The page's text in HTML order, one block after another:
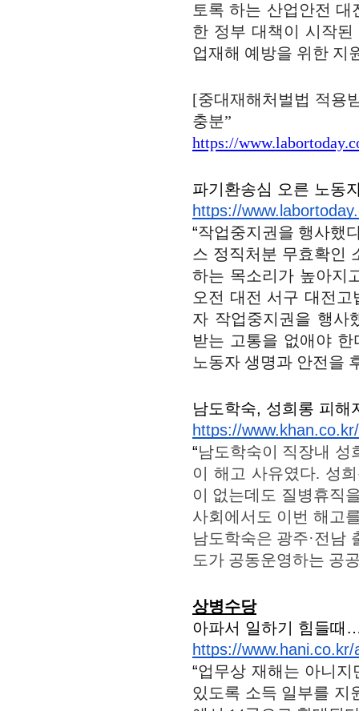
토록 하는 산업안전
한 정부 대책이 시작
업재해 예방을 위한 지
[중대재해처벌법 적용
충분”
https://
파기환송심 오른 노동
https://
“작업중지권을 행사했
스 정직처분 무효확인
하는 목소리가 높아지
오전 대전 서구 대전
자 작업중지권을 행사
받는 고통을 없애야
노동자 생명과 안전을
남도학숙, 성희롱 피
https://
“남도학숙이 직장내 성
이 해고 사유였다. 성
이 없는데도 질병휴직
사회에서도 이번 해고
남도학숙은 광주·전남
도가 공동운영하는 공
상병수당
아파서 일하기 힘들때
https://
“업무상 재해는 아니
있도록 소득 일부를 지